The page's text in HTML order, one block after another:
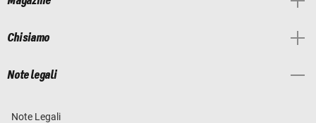
Chi siamo
Note legali
Note Legali